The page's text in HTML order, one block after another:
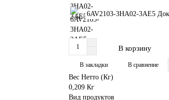
6AV2103-3HA02-3AE5
В корзину
В закладки В сравнение
Вес Нетто (Кг)
0,209 Кг
Вид продуктов